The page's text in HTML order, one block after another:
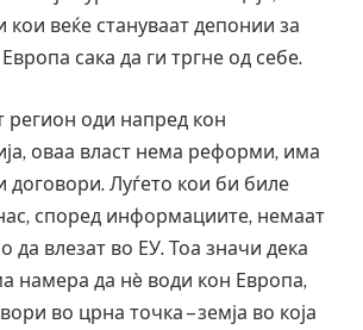
кои веќе стануваат депонии за
сака да ги тргне од себе.
регион оди напред кон
оваа власт нема реформи, има
договори. Луѓето кои би биле
според информациите, немаат
да влезат во ЕУ. Тоа значи дека
намера да нè води кон Европа,
во црна точка – земја во која